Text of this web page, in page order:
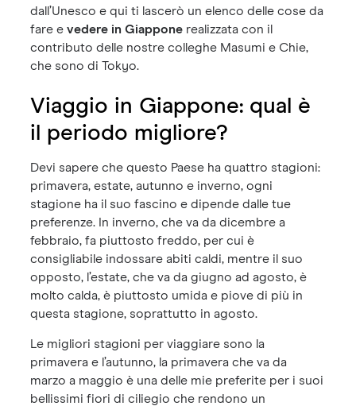
dall’Unesco e qui ti lascerò un elenco delle cose da
fare evedere in Giappone realizzata con il
contributo delle nostre colleghe Masumi e Chie,
che sono di Tokyo.
Viaggio in Giappone: qual è
il periodo migliore?
Devi sapere che questo Paese ha quattro stagioni:
primavera, estate, autunno e inverno, ogni
stagione ha il suo fascino e dipende dalle tue
preferenze. In inverno, che va da dicembre a
febbraio, fa piuttosto freddo, per cui è
consigliabile indossare abiti caldi, mentre il suo
opposto, l’estate, che va da giugno ad agosto, è
molto calda, è piuttosto umida e piove di più in
questa stagione, soprattutto in agosto.
Le migliori stagioni per viaggiare sono la
primavera e l’autunno, la primavera che va da
marzo a maggio è una delle mie preferite per i suoi
bellissimi fiori di ciliegio che rendono un